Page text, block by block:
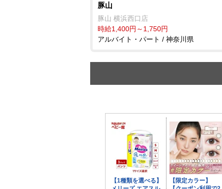
豚山
豚山 横浜西口店
時給1,400円～1,750円
アルバイト・パート / 神奈川県